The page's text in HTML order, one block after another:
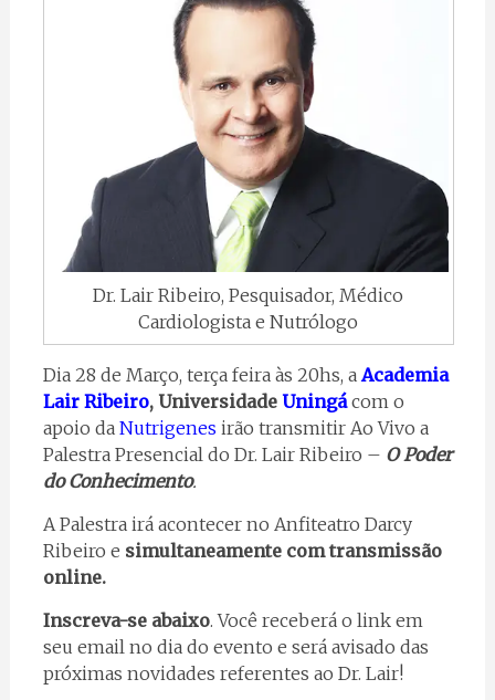
Dr. Lair Ribeiro, Pesquisador, Médico
Cardiologista e Nutrólogo
Dia 28 de Março, terça feira às 20hs, a Academia
Lair Ribeiro, Universidade Uningácom o
apoio da Nutrigenes irão transmitir Ao Vivo a
Palestra Presencial do Dr. Lair Ribeiro – O Poder
do Conhecimento.
A Palestra irá acontecer no Anfiteatro Darcy
Ribeiro e simultaneamente com transmissão
online.
Inscreva-se abaixo. Você receberá o link em
seu email no dia do evento e será avisado das
próximas novidades referentes ao Dr. Lair!